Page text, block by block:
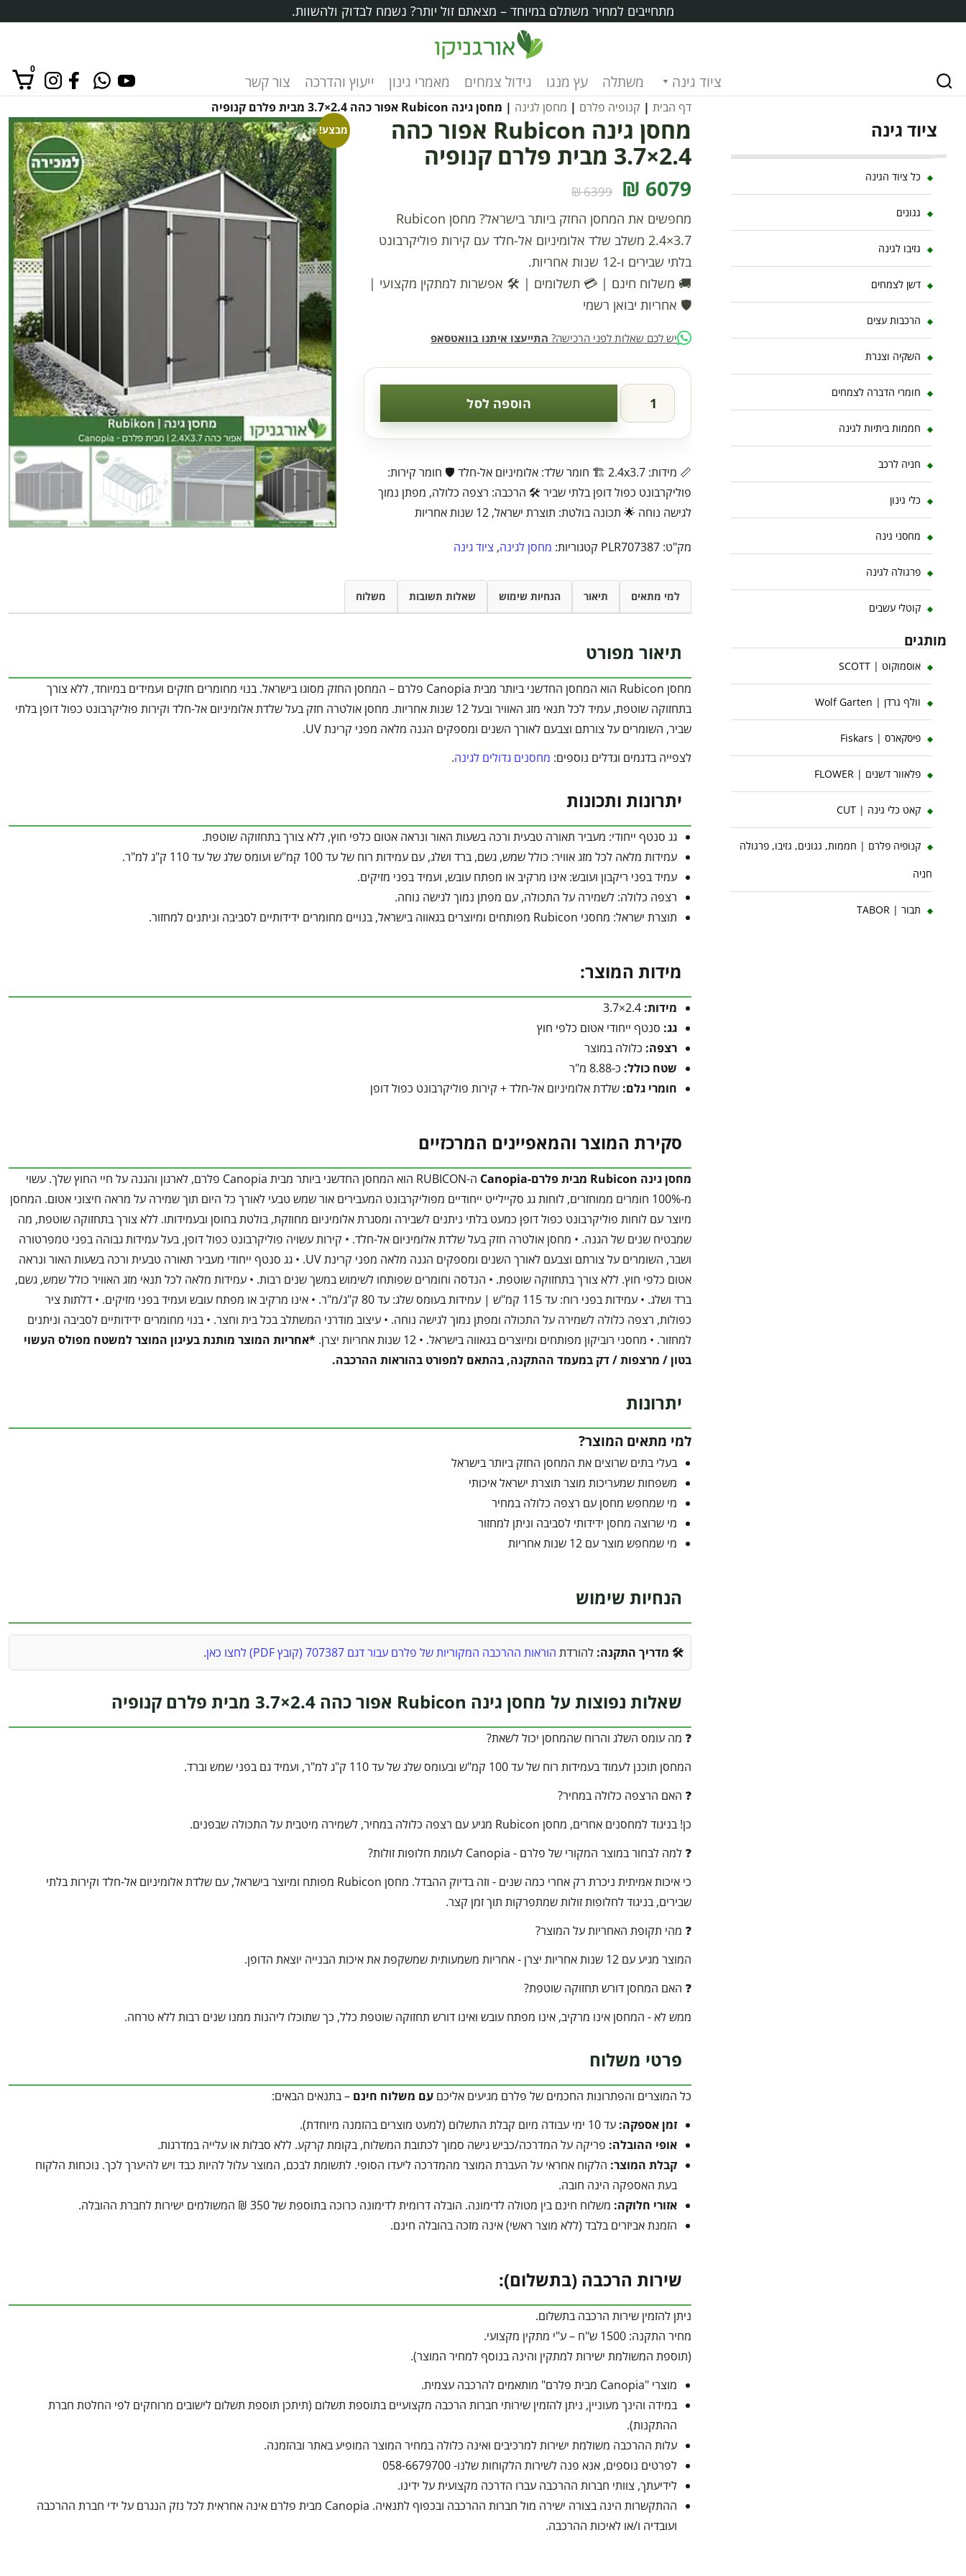
מתחייבים למחיר משתלם במיוחד – מצאתם זול יותר? נשמח לבדוק ולהשוות.
ציוד גינה משתלה עץ מנגו גידול צמחים מאמרי גינון ייעוץ והדרכה צור קשר
0
אין מוצרים בסל הקניות.
דף הבית| קנופיה פלרם | מחסן לגינה | מחסן גינה Rubicon אפור כהה 2.4×3.7 מבית פלרם קנופיה
מבצע!
מחסן גינה Rubicon אפור כהה
2.4×3.7 מבית פלרם קנופיה
6079 ₪
6399 ₪
מחפשים את המחסן החזק ביותר בישראל? מחסן Rubicon
2.4×3.7 משלב שלד אלומיניום אל-חלד עם קירות פוליקרבונט
בלתי שבירים ו-12 שנות אחריות.
🚚 משלוח חינם | 💳 תשלומים | 🛠️ אפשרות למתקין מקצועי |
🛡️ אחריות יבואן רשמי
יש לכם שאלות לפני הרכישה? התייעצו איתנו בוואטסאפ
כמות
של
מחסן
גינה
Rubicon
אפור
כהה
קנופיה
הוספה לסל
📏 מידות: 2.4x3.7 🏗️ חומר שלד: אלומיניום אל-חלד 🛡️ חומר קירות:
פוליקרבונט כפול דופן בלתי שביר 🛠️ הרכבה: רצפה כלולה, מפתן נמוך
לגישה נוחה 🌟 תכונה בולטת: תוצרת ישראל, 12 שנות אחריות
מק"ט: PLR707387 קטגוריות: מחסן לגינה, ציוד גינה
למי מתאים תיאור הנחיות שימוש שאלות תשובות משלוח
תיאור מפורט
מחסן Rubicon הוא המחסן החדשני ביותר מבית Canopia פלרם – המחסן החזק מסוגו בישראל. בנוי מחומרים חזקים ועמידים במיוחד, ללא צורך
בתחזוקה שוטפת, עמיד לכל תנאי מזג האוויר ובעל 12 שנות אחריות. מחסן אולטרה חזק בעל שלדת אלומיניום אל-חלד וקירות פוליקרבונט כפול דופן בלתי
שביר, השומרים על צורתם וצבעם לאורך השנים ומספקים הגנה מלאה מפני קרינת UV.
לצפייה בדגמים וגדלים נוספים: מחסנים גדולים לגינה.
יתרונות ותכונות
גג סנטף ייחודי: מעביר תאורה טבעית ורכה בשעות האור ונראה אטום כלפי חוץ, ללא צורך בתחזוקה שוטפת.
עמידות מלאה לכל מזג אוויר: כולל שמש, גשם, ברד ושלג, עם עמידות רוח של עד 100 קמ"ש ועומס שלג של עד 110 ק"ג למ"ר.
עמיד בפני ריקבון ועובש: אינו מרקיב או מפתח עובש, ועמיד בפני מזיקים.
רצפה כלולה: לשמירה על התכולה, עם מפתן נמוך לגישה נוחה.
תוצרת ישראל: מחסני Rubicon מפותחים ומיוצרים בגאווה בישראל, בנויים מחומרים ידידותיים לסביבה וניתנים למחזור.
מידות המוצר:
מידות:
גג: סנטף ייחודי אטום כלפי חוץ
רצפה: כלולה במוצר
שטח כולל: כ-8.88 מ"ר
חומרי גלם: שלדת אלומיניום אל-חלד + קירות פוליקרבונט כפול דופן
סקירת המוצר והמאפיינים המרכזיים
מחסן גינה Rubicon מבית פלרם-Canopia
ה-RUBICON הוא המחסן החדשני ביותר מבית Canopia פלרם, לארגון והגנה על חיי החוץ שלך. עשוי
מ-100% חומרים ממוחזרים, לוחות גג סקיילייט ייחודיים מפוליקרבונט המעבירים אור שמש טבעי לאורך כל היום תוך שמירה על מראה חיצוני אטום. המחסן
מיוצר עם לוחות פוליקרבונט כפול דופן כמעט בלתי ניתנים לשבירה ומסגרת אלומיניום מחוזקת, בולטת בחוסן ובעמידותו. ללא צורך בתחזוקה שוטפת, מה
שמבטיח שנים של הגנה. • מחסן אולטרה חזק בעל שלדת אלומיניום אל-חלד. • קירות עשויה פוליקרבונט כפול דופן, בעל עמידות גבוהה בפני טמפרטורה
ושבר, השומרים על צורתם וצבעם לאורך השנים ומספקים הגנה מלאה מפני קרינת UV. • גג סנטף ייחודי מעביר תאורה טבעית ורכה בשעות האור ונראה
אטום כלפי חוץ. ללא צורך בתחזוקה שוטפת. • הנדסה וחומרים שפותחו לשימוש במשך שנים רבות. • עמידות מלאה לכל תנאי מזג האוויר כולל שמש, גשם,
ברד ושלג. • עמידות בפני רוח: עד 115 קמ"ש | עמידות בעומס שלג: עד 80 ק"ג/מ"ר. • אינו מרקיב או מפתח עובש ועמיד בפני מזיקים. • דלתות ציר
כפולות, רצפה כלולה לשמירה על התכולה ומפתן נמוך לגישה נוחה. • עיצוב מודרני המשתלב בכל בית וחצר. • בנוי מחומרים ידידותיים לסביבה וניתנים
למחזור. • מחסני רוביקון מפותחים ומיוצרים בגאווה בישראל. • 12 שנות אחריות יצרן.
*אחריות המוצר מותנת בעיגון המוצר למשטח מפולס העשוי
בטון / מרצפות / דק במעמד ההתקנה, בהתאם למפורט בהוראות ההרכבה.
יתרונות
למי מתאים המוצר?
בעלי בתים שרוצים את המחסן החזק ביותר בישראל
משפחות שמעריכות מוצר תוצרת ישראל איכותי
מי שמחפש מחסן עם רצפה כלולה במחיר
מי שרוצה מחסן ידידותי לסביבה וניתן למחזור
מי שמחפש מוצר עם 12 שנות אחריות
הנחיות שימוש
🛠️ מדריך התקנה: להורדת הוראות ההרכבה המקוריות של פלרם עבור דגם 707387 (קובץ PDF) לחצו כאן .
שאלות נפוצות על מחסן גינה Rubicon אפור כהה 2.4×3.7 מבית פלרם קנופיה
❓ מה עומס השלג והרוח שהמחסן יכול לשאת?
המחסן תוכנן לעמוד בעמידות רוח של עד 100 קמ"ש ובעומס שלג של עד 110 ק"ג למ"ר, ועמיד גם בפני שמש וברד.
❓ האם הרצפה כלולה במחיר?
כן! בניגוד למחסנים אחרים, מחסן Rubicon מגיע עם רצפה כלולה במחיר, לשמירה מיטבית על התכולה שבפנים.
❓ למה לבחור במוצר המקורי של פלרם - Canopia לעומת חלופות זולות?
כי איכות אמיתית ניכרת רק אחרי כמה שנים - וזה בדיוק ההבדל. מחסן Rubicon מפותח ומיוצר בישראל, עם שלדת אלומיניום אל-חלד וקירות בלתי
שבירים, בניגוד לחלופות זולות שמתפרקות תוך זמן קצר.
❓ מהי תקופת האחריות על המוצר?
המוצר מגיע עם 12 שנות אחריות יצרן - אחריות משמעותית שמשקפת את איכות הבנייה יוצאת הדופן.
❓ האם המחסן דורש תחזוקה שוטפת?
ממש לא - המחסן אינו מרקיב, אינו מפתח עובש ואינו דורש תחזוקה שוטפת כלל, כך שתוכלו ליהנות ממנו שנים רבות ללא טרחה.
פרטי משלוח
כל המוצרים והפתרונות החכמים של פלרם מגיעים אליכם עם משלוח חינם – בתנאים הבאים:
זמן אספקה: עד 10 ימי עבודה מיום קבלת התשלום (למעט מוצרים בהזמנה מיוחדת).
אופי ההובלה: פריקה על המדרכה/כביש גישה סמוך לכתובת המשלוח, בקומת קרקע. ללא סבלות או עלייה במדרגות.
קבלת המוצר: הלקוח אחראי על העברת המוצר מהמדרכה ליעדו הסופי. לתשומת לבכם, המוצר עלול להיות כבד ויש להיערך לכך. נוכחות הלקוח
בעת האספקה הינה חובה.
אזורי חלוקה: משלוח חינם בין מטולה לדימונה. הובלה דרומית לדימונה כרוכה בתוספת של 350 ₪ המשולמים ישירות לחברת ההובלה.
הזמנת אביזרים בלבד (ללא מוצר ראשי) אינה מזכה בהובלה חינם.
שירות הרכבה (בתשלום):
ניתן להזמין שירות הרכבה בתשלום.
מחיר התקנה: 1500 ש"ח – ע"י מתקין מקצועי.
(תוספת המשולמת ישירות למתקין והינה בנוסף למחיר המוצר).
מוצרי "Canopia מבית פלרם" מותאמים להרכבה עצמית.
במידה והינך מעוניין, ניתן להזמין שירותי חברות הרכבה מקצועיים בתוספת תשלום (תיתכן תוספת תשלום לישובים מרוחקים לפי החלטת חברת
ההתקנות).
עלות ההרכבה משולמת ישירות למרכיבים ואינה כלולה במחיר המוצר המופיע באתר ובהזמנה.
לפרטים נוספים, אנא פנה לשירות הלקוחות שלנו- 058-6679700
לידיעתך, צוותי חברות ההרכבה עברו הדרכה מקצועית על ידינו.
ההתקשרות הינה בצורה ישירה מול חברות ההרכבה ובכפוף לתנאיה. Canopia מבית פלרם אינה אחראית לכל נזק הנגרם על ידי חברת ההרכבה
ועובדיה ו/או לאיכות ההרכבה.
ציוד גינה
כל ציוד הגינה
גגונים
גזיבו לגינה
דשן לצמחים
הרכבות עצים
השקיה וצנרת
חומרי הדברה לצמחים
חממות ביתיות לגינה
חניה לרכב
כלי גינון
מחסני גינה
פרגולה לגינה
קוטלי עשבים
מותגים
אוסמוקוט | SCOTT
וולף גרדן | Wolf Garten
פיסקארס | Fiskars
פלאוור דשנים | FLOWER
קאט כלי גינה | CUT
קנופיה פלרם | חממות, גגונים, גזיבו, פרגולה
חניה
תבור | TABOR